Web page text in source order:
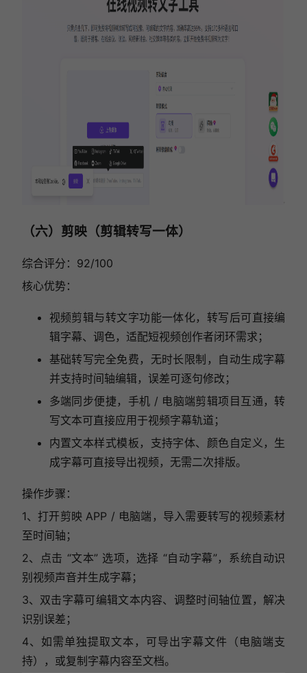
（六）剪映（剪辑转写一体）
综合评分：92/100
核心优势：
视频剪辑与转文字功能一体化，转写后可直接编
辑字幕、调色，适配短视频创作者闭环需求；
基础转写完全免费，无时长限制，自动生成字幕
并支持时间轴编辑，误差可逐句修改；
多端同步便捷，手机 / 电脑端剪辑项目互通，转
写文本可直接应用于视频字幕轨道；
内置文本样式模板，支持字体、颜色自定义，生
成字幕可直接导出视频，无需二次排版。
操作步骤：
1、打开剪映 APP / 电脑端，导入需要转写的视频素材
至时间轴；
2、点击 “文本” 选项，选择 “自动字幕”，系统自动识
别视频声音并生成字幕；
3、双击字幕可编辑文本内容、调整时间轴位置，解决
识别误差；
4、如需单独提取文本，可导出字幕文件（电脑端支
持），或复制字幕内容至文档。